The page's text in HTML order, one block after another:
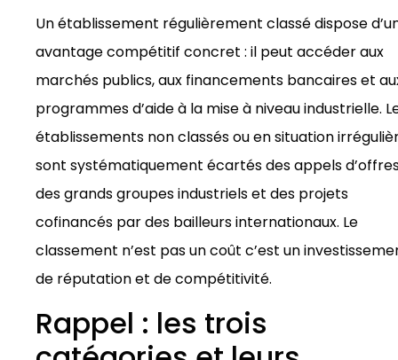
Un établissement régulièrement classé dispose
avantage compétitif concret : il peut accéder aux
marchés publics, aux financements bancaires et
programmes d’aide à la mise à niveau industrielle.
établissements non classés ou en situation
sont systématiquement écartés des appels
des grands groupes industriels et des projets
cofinancés par des bailleurs internationaux. Le
classement n’est pas un coût c’est un
de réputation et de compétitivité.
Rappel : les trois